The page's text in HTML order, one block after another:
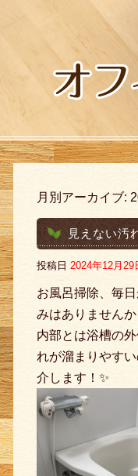
月別アーカイブ:
見えない汚
投稿日 2024年12月29
お風呂掃除、毎
みはありません
内部とは浴槽の
れが溜まりやす
介します！✨